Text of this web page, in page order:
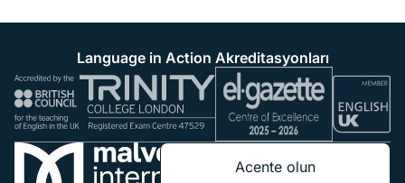
Language in Action Akreditasyonları
Acente olun